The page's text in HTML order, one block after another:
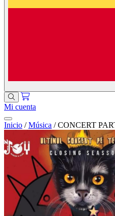
Mi cuenta
Inicio / Música / CONCERT